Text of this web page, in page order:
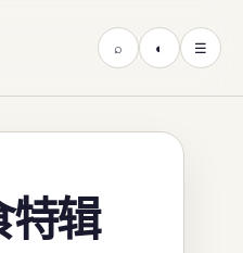
⌕ ◐ ☰
特辑